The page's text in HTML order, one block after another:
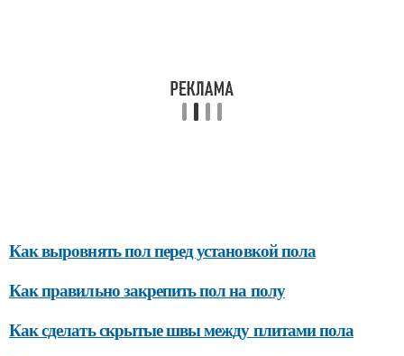
Как выровнять пол перед установкой пола
Как правильно закрепить пол на полу
Как сделать скрытые швы между плитами пола